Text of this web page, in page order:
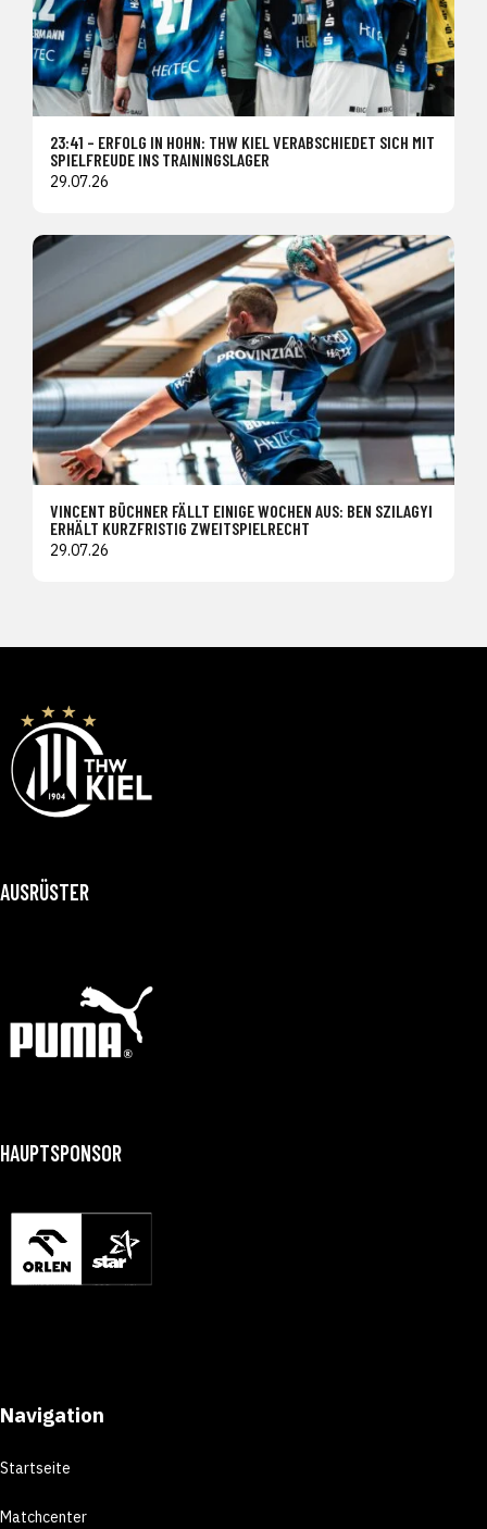
23:41 – ERFOLG IN HOHN: THW KIEL VERABSCHIEDET SICH MIT
SPIELFREUDE INS TRAININGSLAGER
29.07.26
VINCENT BÜCHNER FÄLLT EINIGE WOCHEN AUS: BEN SZILAGYI
ERHÄLT KURZFRISTIG ZWEITSPIELRECHT
29.07.26
AUSRÜSTER
HAUPTSPONSOR
Navigation
Startseite
Matchcenter